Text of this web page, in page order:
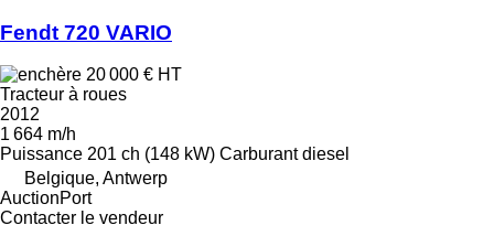
Fendt 720 VARIO
20 000 € HT
Tracteur à roues
2012
1 664 m/h
Puissance 201 ch (148 kW) Carburant diesel
Belgique, Antwerp
AuctionPort
Contacter le vendeur